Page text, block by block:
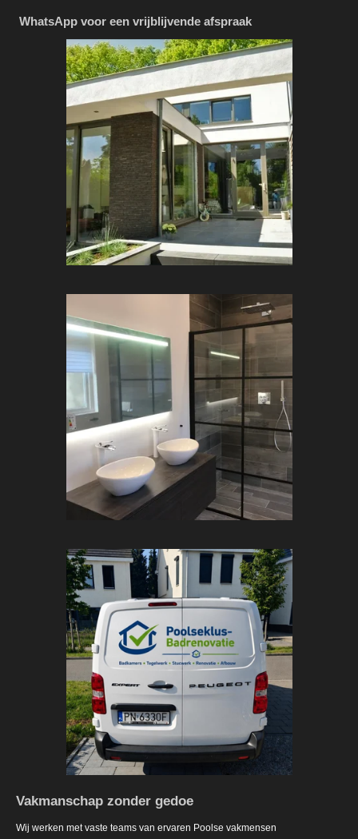
s
WhatsApp voor een vrijblijvende afspraak
Vakmanschap zonder gedoe
Wij werken met vaste teams van ervaren Poolse vakmensen